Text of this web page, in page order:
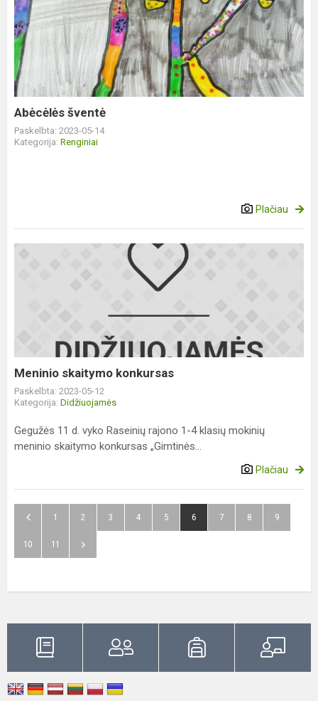
šventė
Abėcėlės šventė
Paskelbta: 2023-05-14
Kategorija: Renginiai
Plačiau
Meninio
Meninio skaitymo konkursas
Paskelbta: 2023-05-12
Kategorija: Didžiuojamės
Gegužės 11 d. vyko Raseinių rajono 1-4 klasių mokinių
meninio skaitymo konkursas „Gimtinės...
Plačiau
1 2 3 4 5 6 7 8 9
10 11